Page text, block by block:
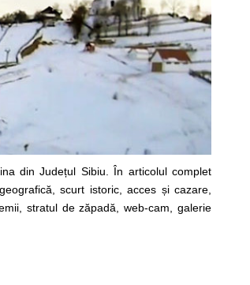
din Județul Sibiu. În articolul complet
scurt istoric, acces și cazare,
stratul de zăpadă, web-cam, galerie